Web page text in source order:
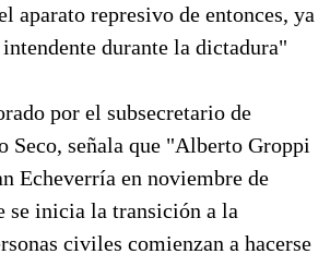
aparato represivo de entonces, ya
durante la dictadura"
por el subsecretario de
Seco, señala que "Alberto Groppi
Echeverría en noviembre de
se inicia la transición a la
civiles comienzan a hacerse